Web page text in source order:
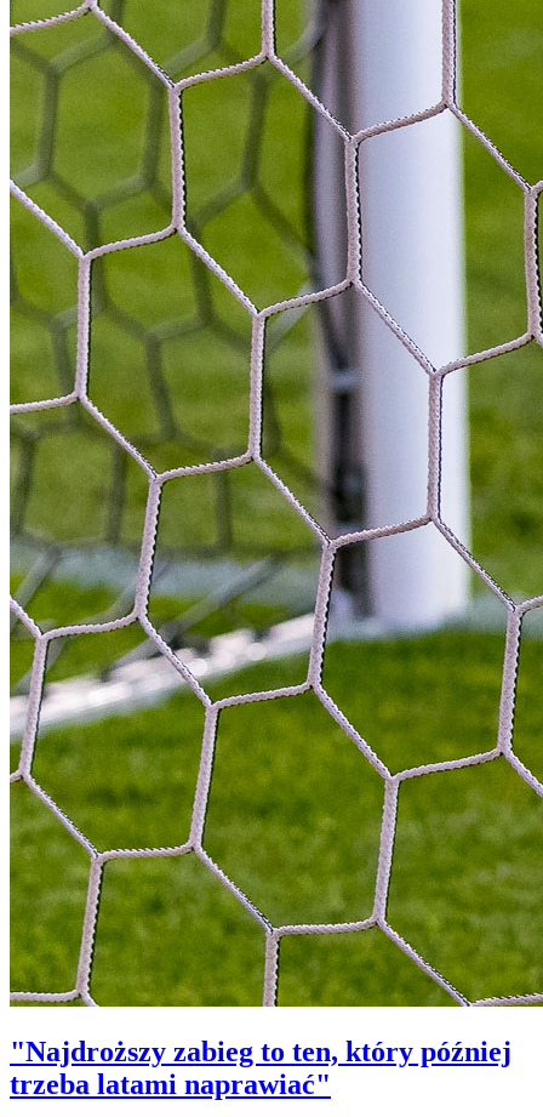
"Najdroższy zabieg to ten, który później
trzeba latami naprawiać"